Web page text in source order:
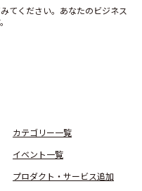
てください。あなたのビジネス
カテゴリー一覧
イベント一覧
プロダクト・サービス追加